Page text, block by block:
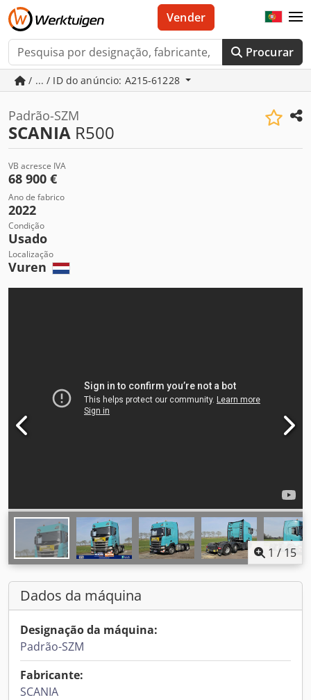
Procurar
Vender
/ ... / ID do anúncio: A215-61228
Padrão-SZM
SCANIA R500
VB acresce IVA
68 900 €
Ano de fabrico
2022
Condição
Usado
Localização
Vuren
1 / 15
Dados da máquina
Designação da máquina:
Padrão-SZM
Fabricante:
SCANIA